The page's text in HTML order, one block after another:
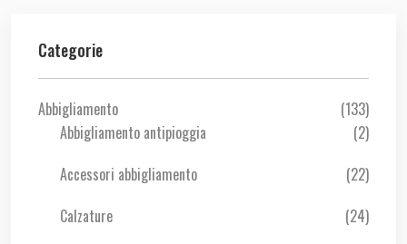
Categorie
Abbigliamento
(133)
Abbigliamento antipioggia
(2)
Accessori abbigliamento
(22)
Calzature
(24)